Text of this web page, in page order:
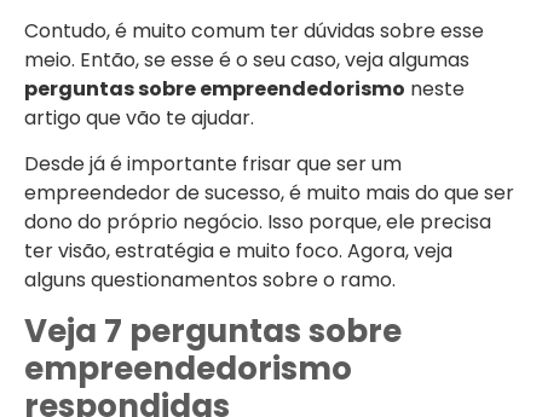
Contudo, é muito comum ter dúvidas sobre esse
meio. Então, se esse é o seu caso, veja algumas
perguntas sobre empreendedorismo neste
artigo que vão te ajudar.
Desde já é importante frisar que ser um
empreendedor de sucesso, é muito mais do que ser
dono do próprio negócio. Isso porque, ele precisa
ter visão, estratégia e muito foco. Agora, veja
alguns questionamentos sobre o ramo.
Veja 7 perguntas sobre
empreendedorismo
respondidas